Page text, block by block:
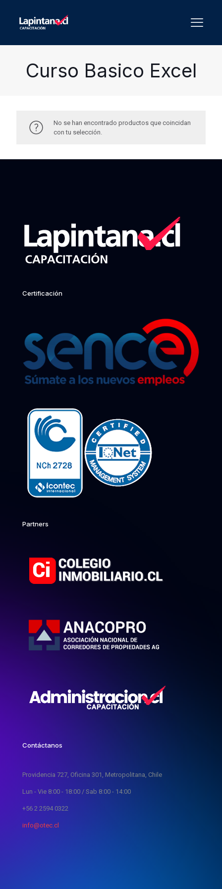
Curso Basico Excel
No se han encontrado productos que coincidan
con tu selección.
Certificación
Partners
Contáctanos
Providencia 727, Oficina 301, Metropolitana, Chile
Lun - Vie 8:00 - 18:00 / Sab 8:00 - 14:00
+56 2 2594 0322
info@otec.cl